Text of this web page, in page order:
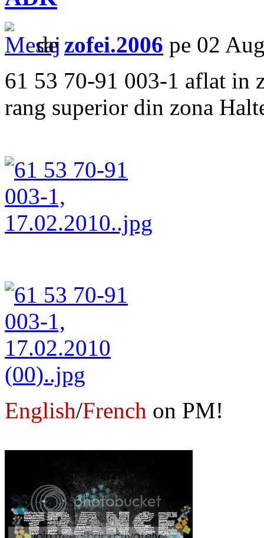
de zofei.2006 pe 02
61 53 70-91 003-1 aflat in
rang superior din zona
English/French on PM!